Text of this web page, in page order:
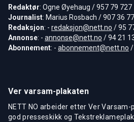
Redaktør: Ogne Øyehaug / 957 79 727
Journalist: Marius Rosbach / 907 36
Redaksjon: - redaksjon@nett.no / 95
Annonse: - annonse@nett.no / 94 21
Abonnement: - abonnement@nett.no /
Ver varsam-plakaten
NETT NO arbeider etter Ver
god presseskikk og